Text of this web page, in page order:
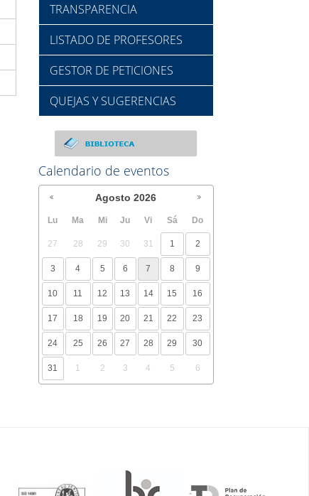
TRANSPARENCIA
LISTADO DE PROFESORES
GESTOR DE PETICIONES
QUEJAS Y SUGERENCIAS
Calendario de eventos
Agosto 2026
Lu Ma Mi Ju Vi Sá Do
27 28 29 30 31 1 2
3 4 5 6 7 8 9
10 11 12 13 14 15 16
17 18 19 20 21 22 23
24 25 26 27 28 29 30
31 1 2 3 4 5 6